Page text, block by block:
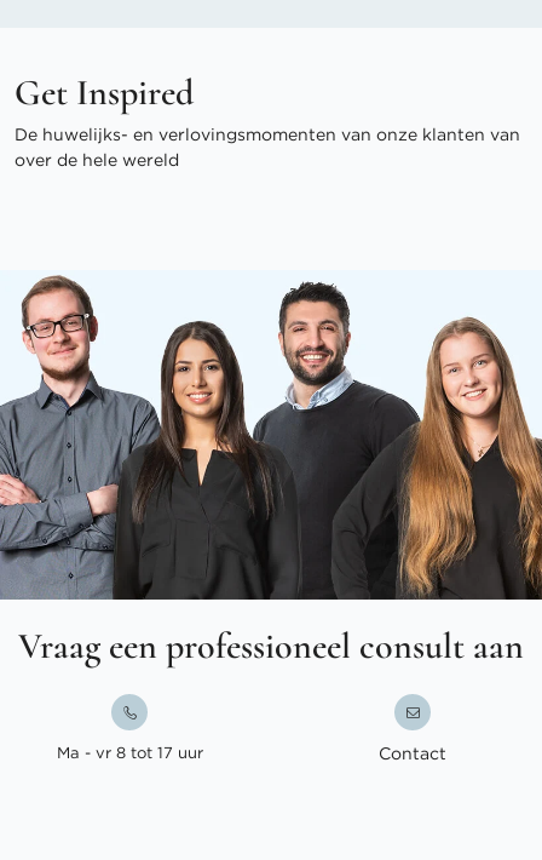
Get Inspired
De huwelijks- en verlovingsmomenten van onze klanten van
over de hele wereld
Vraag een professioneel consult aan
Ma - vr 8 tot 17 uur Contact